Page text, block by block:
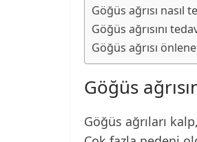
Göğüs ağrısı nasıl
Göğüs ağrısını
Göğüs ağrısı
Göğüs
Göğüs ağrıları